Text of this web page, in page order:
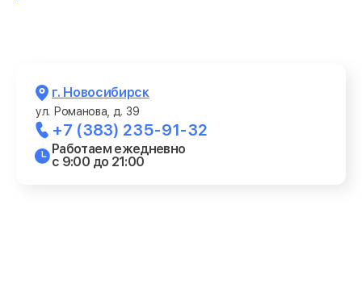
г. Новосибирск
ул. Романова, д. 39
+7 (383) 235-91-32
Работаем ежедневно
с 9:00 до 21:00